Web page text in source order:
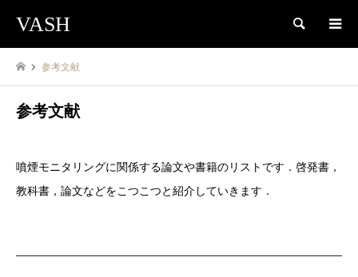
VASH 検索
参考文献
参考文献
噴煙モニタリングに関係する論文や書籍のリストです．啓発書，
教科書，論文などをこつこつと紹介していきます．